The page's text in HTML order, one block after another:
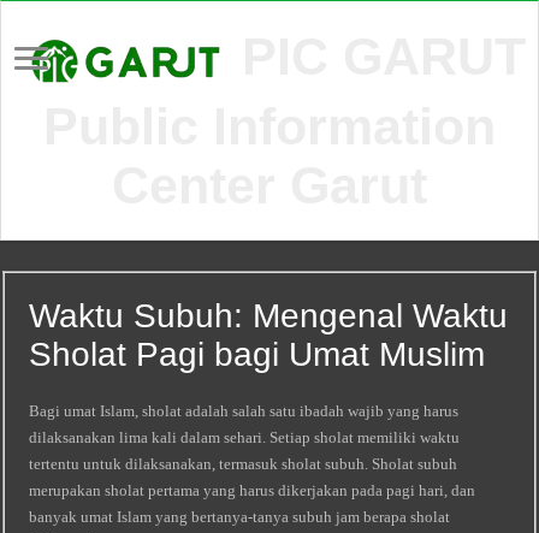
Waktu Subuh: Mengenal Waktu
Sholat Pagi bagi Umat Muslim
Bagi umat Islam, sholat adalah salah satu ibadah wajib yang harus
dilaksanakan lima kali dalam sehari. Setiap sholat memiliki waktu
tertentu untuk dilaksanakan, termasuk sholat subuh. Sholat subuh
merupakan sholat pertama yang harus dikerjakan pada pagi hari, dan
banyak umat Islam yang bertanya-tanya subuh jam berapa sholat